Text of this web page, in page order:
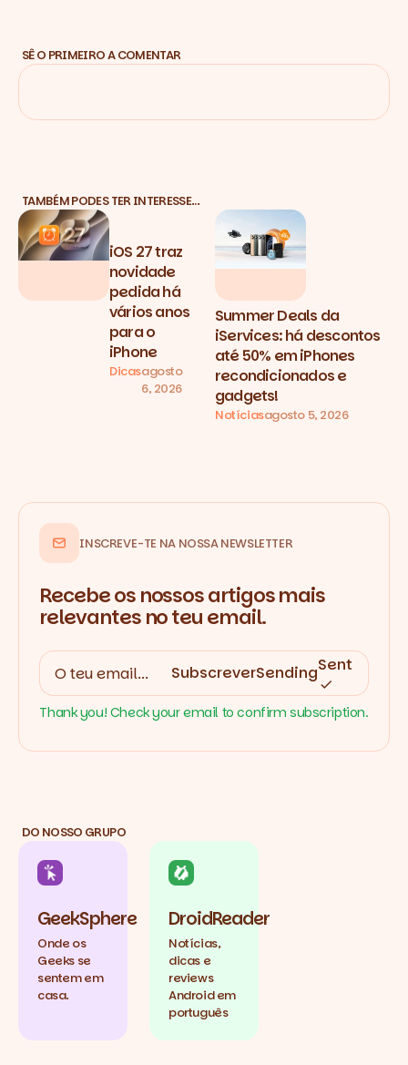
SÊ O PRIMEIRO A COMENTAR
TAMBÉM PODES TER INTERESSE…
iOS 27 traz
novidade
pedida há
vários anos
para o
iPhone
Dicasagosto
6, 2026
Summer Deals da
iServices: há descontos
até 50% em iPhones
recondicionados e
gadgets!
Notíciasagosto 5, 2026
INSCREVE-TE NA NOSSA NEWSLETTER
Recebe os nossos artigos mais
relevantes no teu email.
SubscreverSendingSent
Thank you! Check your email to confirm subscription.
DO NOSSO GRUPO
GeekSphere
Onde os
Geeks se
sentem em
casa.
DroidReader
Notícias,
dicas e
reviews
Android em
português